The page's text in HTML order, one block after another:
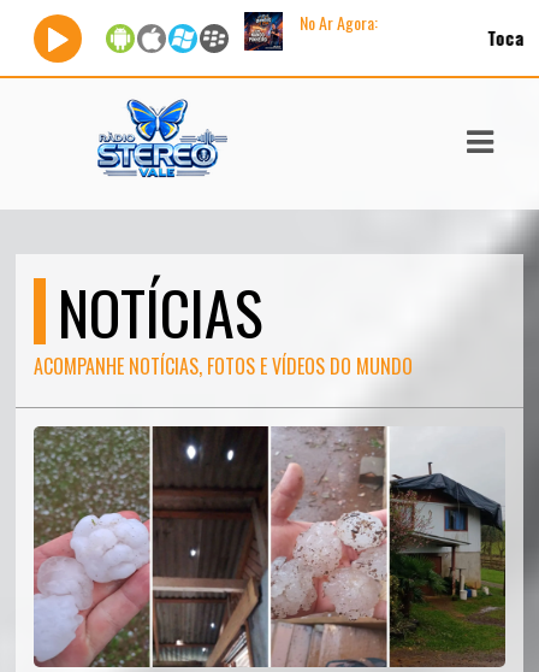
No Ar Agora:
Tocando agora:|
NOTÍCIAS
ACOMPANHE NOTÍCIAS, FOTOS E VÍDEOS DO MUNDO